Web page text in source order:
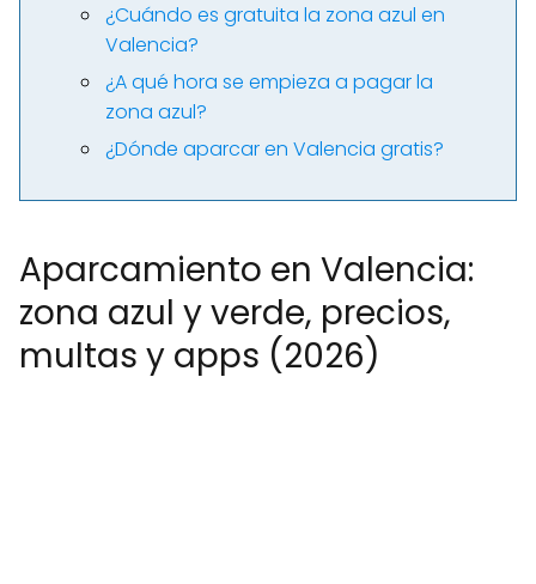
¿Cuándo es gratuita la zona azul en
Valencia?
¿A qué hora se empieza a pagar la
zona azul?
¿Dónde aparcar en Valencia gratis?
Aparcamiento en Valencia:
zona azul y verde, precios,
multas y apps (2026)